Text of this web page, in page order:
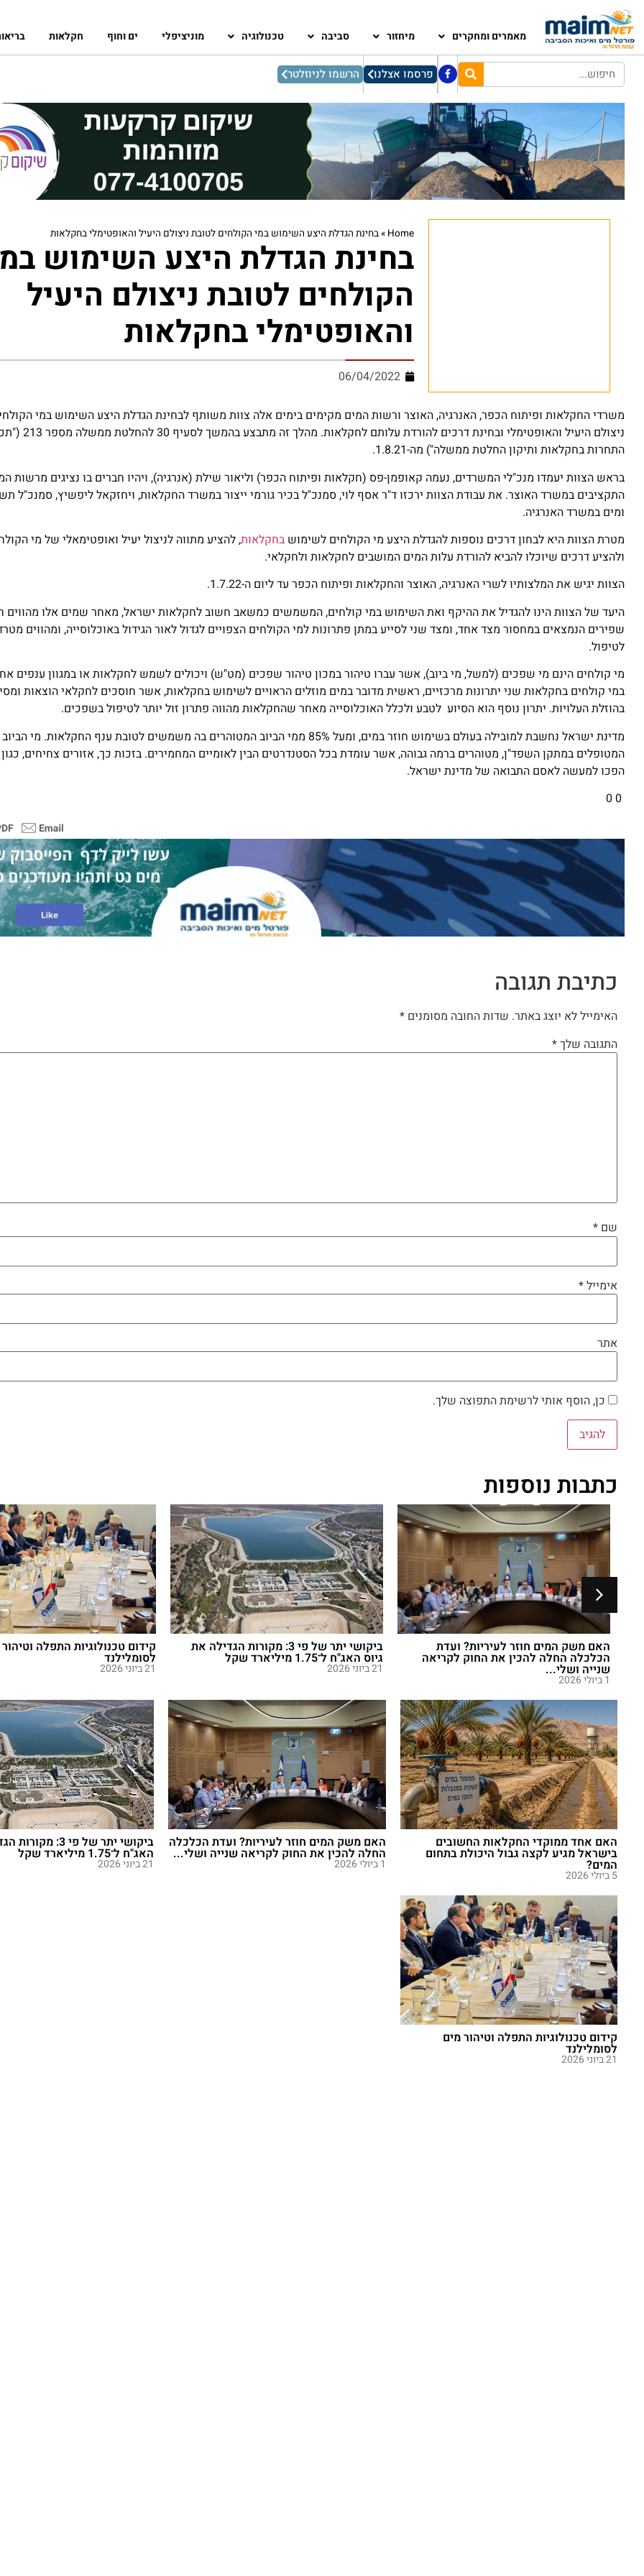
מאמרים ומחקרים מיחזור סביבה טכנולוגיה מוניציפלי ים וחוף חקלאות
פרסמו אצלנו הרשמו לניוזלטר
Home
»בחינת הגדלת היצע השימוש במי הקולחים לטובת ניצולם היעיל והאופטימלי בחקלאות
בחינת הגדלת היצע השימוש
הקולחים לטובת ניצולם היעיל
והאופטימלי בחקלאות
06/04/2022
משרדי החקלאות ופיתוח הכפר, האנרגיה, האוצר ורשות המים מקימים בימים אלה צוות משותף לבחינת הגדלת היצע השימוש במי
ניצולם היעיל והאופטימלי ובחינת
התחרות בחקלאות ותיקון החלטת ממשלה") מה-1.8.21.
בראש הצוות יעמדו מנכ"לי המשרדים, נעמה קאופמן-פס (חקלאות ופיתוח הכפר) וליאור שילת (אנרגיה), ויהיו חברים בו נציגים מרשות
התקציבים במשרד האוצר. את עבודת הצוות ירכזו ד"ר אסף לוי, סמנכ"ל בכיר גורמי ייצור במשרד החקלאות, ויחזקאל ליפשיץ, סמנכ"ל
ומים במשרד האנרגיה.
מטרת הצוות היא לבחון דרכים נוספות להגדלת היצע מי הקולחים לשימוש בחקלאות, להציע מתווה לניצול יעיל ואופטימאלי של מי
ולהציע דרכים שיוכלו להביא להורדת עלות המים המושבים לחקלאות ולחקלאי.
הצוות יגיש את המלצותיו לשרי האנרגיה, האוצר והחקלאות ופיתוח הכפר עד ליום ה-1.7.22.
היעד של הצוות הינו להגדיל את ההיקף ואת השימוש במי קולחים, המשמשים כמשאב חשוב לחקלאות ישראל, מאחר שמים אלו מהווים
שפירים הנמצאים במחסור מצד אחד, ומצד שני לסייע במתן פתרונות למי הקולחים הצפויים לגדול לאור הגידול באוכלוסייה, ומהווים
לטיפול.
מי קולחים הינם מי שפכים (למשל, מי ביוב), אשר עברו טיהור במכון טיהור שפכים (מט"ש) ויכולים לשמש לחקלאות או במגוון ענפים
במי קולחים בחקלאות שני יתרונות מרכזיים, ראשית מדובר במים מוזלים הראויים לשימוש בחקלאות, אשר חוסכים לחקלאי הוצאות
בהוזלת העלויות. יתרון נוסף הוא הסיוע לטבע ולכלל האוכלוסייה מאחר שהחקלאות מהווה פתרון זול יותר לטיפול בשפכים.
מדינת ישראל נחשבת למובילה בעולם בשימוש חוזר במים, ומעל 85% ממי הביוב המטוהרים בה משמשים לטובת ענף
המטופלים במתקן השפד"ן, מטוהרים ברמה גבוהה, אשר עומדת בכל הסטנדרטים הבין לאומיים המחמירים. בזכות כך, אזורים צחיחים,
הפכו למעשה לאסם התבואה של מדינת ישראל.
0 0
כתיבת תגובה
האימייל לא יוצג באתר. שדות החובה מסומנים *
התגובה שלך*
שם *
אימייל*
אתר
כן, הוסף אותי לרשימת התפוצה שלך.
כתבות נוספות
האם משק המים חוזר לעיריות? ועדת
הכלכלה החלה להכין את החוק לקריאה
שנייה ושלי...
1 ביולי 2026
ביקושי יתר של פי 3: מקורות הגדילה את
גיוס האג"ח ל־1.75 מיליארד שקל
21 ביוני 2026
קידום טכנולוגיות התפלה
לסומלילנד
21 ביוני 2026
האם אחד ממוקדי החקלאות החשובים
בישראל מגיע לקצה גבול היכולת בתחום
המים?
5 ביולי 2026
האם משק המים חוזר לעיריות? ועדת הכלכלה
החלה להכין את החוק לקריאה שנייה ושלי...
1 ביולי 2026
ביקושי יתר של פי 3:
האג"ח ל־1.75 מיליארד שקל
21 ביוני 2026
קידום טכנולוגיות התפלה וטיהור מים
לסומלילנד
21 ביוני 2026